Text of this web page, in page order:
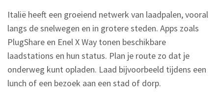
Italië heeft een groeiend netwerk van laadpalen, vooral
langs de snelwegen en in grotere steden. Apps zoals
PlugShare en Enel X Way tonen beschikbare
laadstations en hun status. Plan je route zo dat je
onderweg kunt opladen. Laad bijvoorbeeld tijdens een
lunch of een bezoek aan een stad of dorp.